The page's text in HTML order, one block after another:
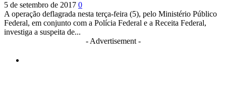
5 de setembro de 2017 0
A operação deflagrada nesta terça-feira (5), pelo Ministério Público
Federal, em conjunto com a Polícia Federal e a Receita Federal,
investiga a suspeita de...
- Advertisement -